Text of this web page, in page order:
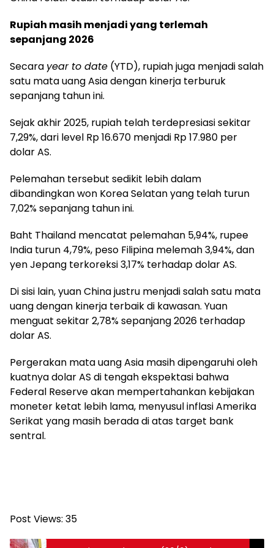
Rupiah masih menjadi yang terlemah
sepanjang 2026
Secara year to date (YTD), rupiah juga menjadi salah
satu mata uang Asia dengan kinerja terburuk
sepanjang tahun ini.
Sejak akhir 2025, rupiah telah terdepresiasi sekitar
7,29%, dari level Rp 16.670 menjadi Rp 17.980 per
dolar AS.
Pelemahan tersebut sedikit lebih dalam
dibandingkan won Korea Selatan yang telah turun
7,02% sepanjang tahun ini.
Baht Thailand mencatat pelemahan 5,94%, rupee
India turun 4,79%, peso Filipina melemah 3,94%, dan
yen Jepang terkoreksi 3,17% terhadap dolar AS.
Di sisi lain, yuan China justru menjadi salah satu mata
uang dengan kinerja terbaik di kawasan. Yuan
menguat sekitar 2,78% sepanjang 2026 terhadap
dolar AS.
Pergerakan mata uang Asia masih dipengaruhi oleh
kuatnya dolar AS di tengah ekspektasi bahwa
Federal Reserve akan mempertahankan kebijakan
moneter ketat lebih lama, menyusul inflasi Amerika
Serikat yang masih berada di atas target bank
sentral.
Post Views: 35